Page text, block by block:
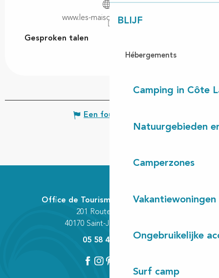
BLIJF
Hébergements
Camping in Côte
Natuurgebieden
Camperzones
Vakantiewoningen
Ongebruikelijke
Surf camp
www.les-maisons-huraia.com
Gesproken talen
Gesproken talen
Een fout melden
Office de Tourisme Communautaire
201 Route des Lacs
40170 Saint-Julien-en-Born
05 58 42 89 80